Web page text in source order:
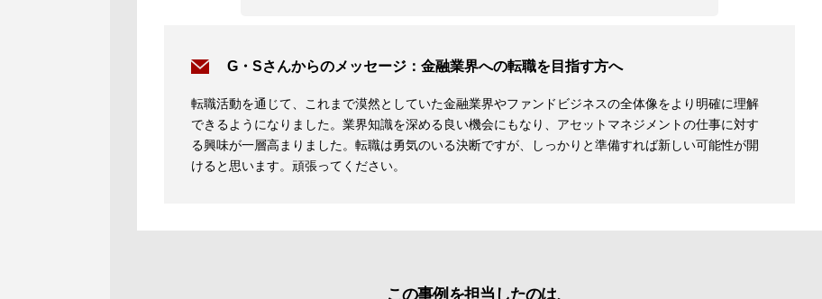
G・Sさんからのメッセージ：金融業界への転職を目指す方へ
転職活動を通じて、これまで漠然としていた金融業界やファンドビジネスの全体像をより明確に理解
できるようになりました。業界知識を深める良い機会にもなり、アセットマネジメントの仕事に対す
る興味が一層高まりました。転職は勇気のいる決断ですが、しっかりと準備すれば新しい可能性が開
けると思います。頑張ってください。
この事例を担当したのは、